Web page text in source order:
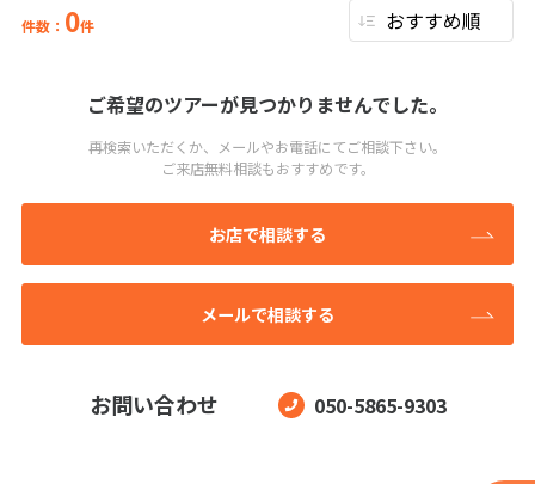
件数： 0件
ご希望のツアーが見つかりませんでした。
再検索いただくか、メールやお電話にてご相談下さい。
ご来店無料相談もおすすめです。
お店で相談する
メールで相談する
お問い合わせ 050-5865-9303